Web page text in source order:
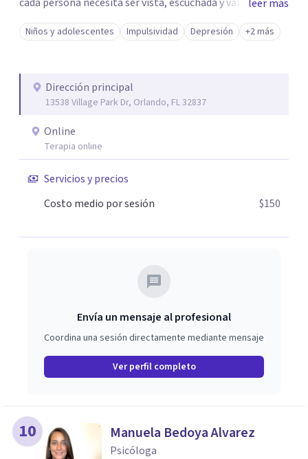
mi trabajo, no solo me enfoco en los síntomas, sino en la
historia, el contexto y las fortalezas que ya existen
mejor con sus hijos, a adultos que buscan comprender su
ansiedad o depresión, y a personas que están en proceso
de recuperación o transformación personal. Mi enfoque
es compasivo, basado en evidencia y centrado en el
respeto. Trabajo creando un espacio seguro —Tu Espacio
— donde puedas explorar tu experiencia sin juicio,
desarrollar herramientas prácticas y recuperar tu poder
personal.
leer más
Niños y adolescentes Impulsividad Depresión +2 más
Dirección principal
13538 Village Park Dr, Orlando, FL 32837
Online
Terapia online
Servicios y precios
Costo medio por sesión
$150
Envía un mensaje al profesional
Coordina una sesión directamente mediante mensaje
Ver perfil completo
10 Manuela Bedoya Alvarez
Psicóloga